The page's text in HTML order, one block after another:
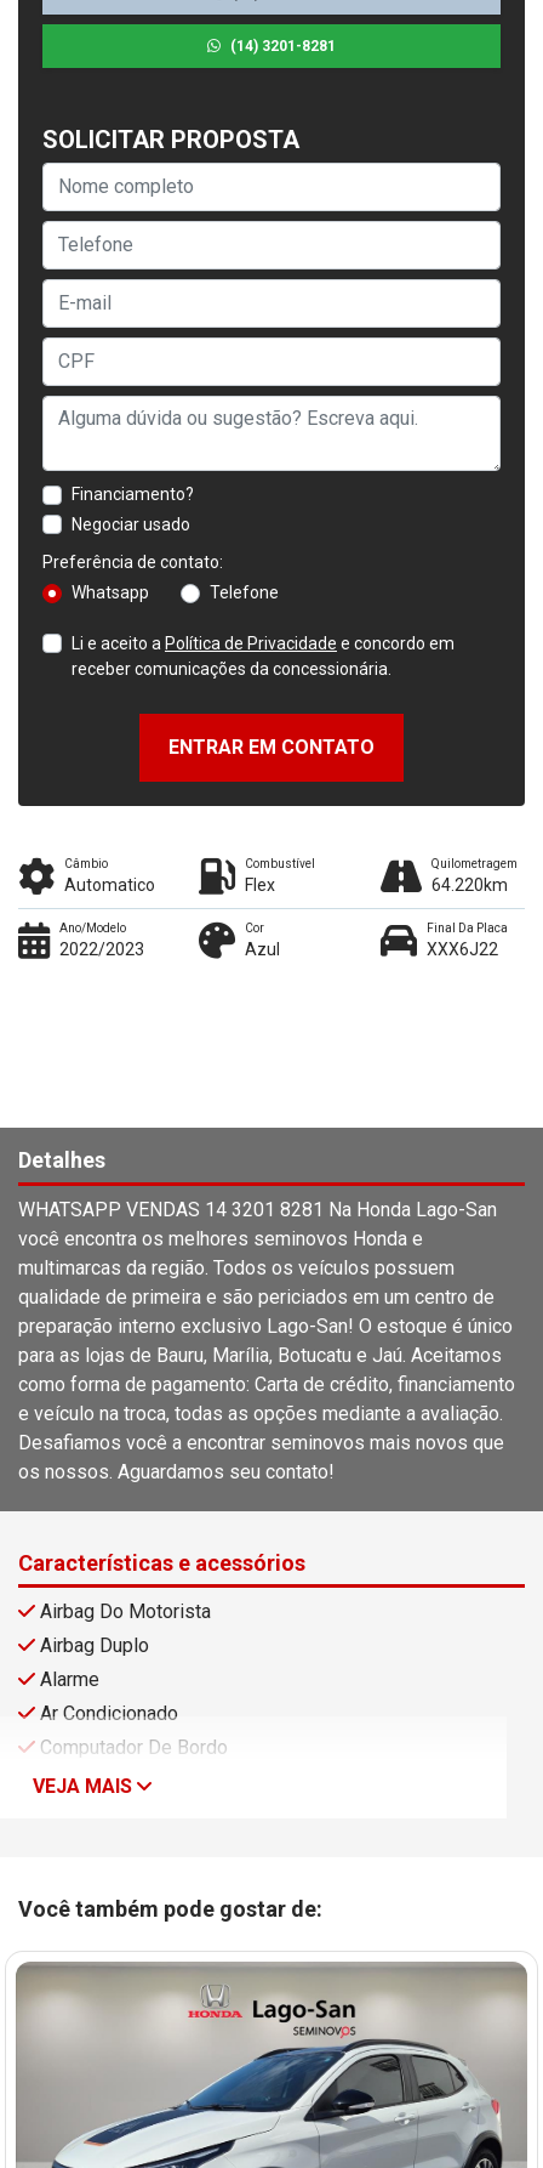
(14) 3201-8281
SOLICITAR PROPOSTA
Financiamento?
Negociar usado
Preferência de contato:
Whatsapp
Telefone
Li e aceito a Política de Privacidade e concordo em
receber comunicações da concessionária.
ENTRAR EM CONTATO
Câmbio
Automatico
Combustível
Flex
Quilometragem
64.220km
Ano/Modelo
2022/2023
Cor
Azul
Final Da Placa
XXX6J22
Detalhes
WHATSAPP VENDAS 14 3201 8281 Na Honda Lago-San
você encontra os melhores seminovos Honda e
multimarcas da região. Todos os veículos possuem
qualidade de primeira e são periciados em um centro de
preparação interno exclusivo Lago-San! O estoque é único
para as lojas de Bauru, Marília, Botucatu e Jaú. Aceitamos
como forma de pagamento: Carta de crédito, financiamento
e veículo na troca, todas as opções mediante a avaliação.
Desafiamos você a encontrar seminovos mais novos que
os nossos. Aguardamos seu contato!
Características e acessórios
Airbag Do Motorista
Airbag Duplo
Alarme
Ar Condicionado
Computador De Bordo
VEJA MAIS
Você também pode gostar de: